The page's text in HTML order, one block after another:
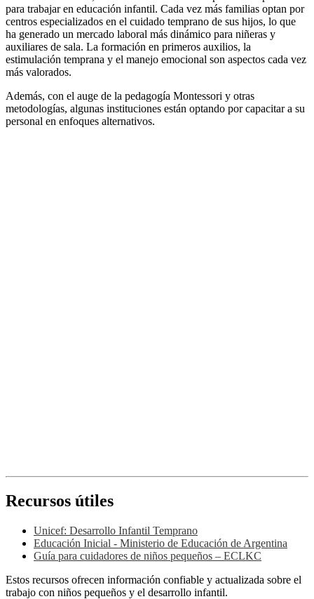
para trabajar en educación infantil. Cada vez más familias optan por
centros especializados en el cuidado temprano de sus hijos, lo que
ha generado un mercado laboral más dinámico para niñeras y
auxiliares de sala. La formación en primeros auxilios, la
estimulación temprana y el manejo emocional son aspectos cada vez
más valorados.
Además, con el auge de la pedagogía Montessori y otras
metodologías, algunas instituciones están optando por capacitar a su
personal en enfoques alternativos.
Recursos útiles
Unicef: Desarrollo Infantil Temprano
Educación Inicial - Ministerio de Educación de Argentina
Guía para cuidadores de niños pequeños – ECLKC
Estos recursos ofrecen información confiable y actualizada sobre el
trabajo con niños pequeños y el desarrollo infantil.